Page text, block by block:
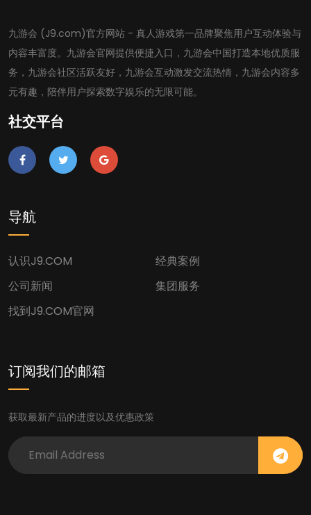
九游会 (J9.com)官方网站 - 真人游戏第一品牌聚焦用户互动体验与
内容丰富度。九游会官网提供便捷入口，九游会中国打造本地优质服
务，九游会社区活跃友好，九游会互动激发交流热情，九游会内容多
元有趣，陪伴用户探索数字娱乐的无限可能。
社交平台
导航
认识J9.COM
经典案例
公司新闻
集团服务
找到J9.COM官网
订阅我们的邮箱
获取最新产品的进度以及优惠政策